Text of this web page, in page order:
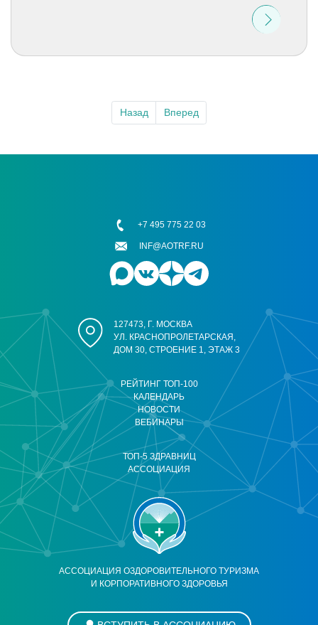
Назад Вперед
АССОЦИАЦИЯ ОЗДОРОВИТЕЛЬНОГО ТУРИЗМА
И КОРПОРАТИВНОГО ЗДОРОВЬЯ
РЕЙТИНГ ТОП-100
КАЛЕНДАРЬ
НОВОСТИ
ВЕБИНАРЫ
ТОП-5 ЗДРАВНИЦ
АССОЦИАЦИЯ
127473, Г. МОСКВА
УЛ. КРАСНОПРОЛЕТАРСКАЯ,
ДОМ 30, СТРОЕНИЕ 1, ЭТАЖ 3
+7 495 775 22 03
INF@AOTRF.RU